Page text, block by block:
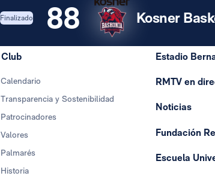
88
Finalizado Kosner
Club
Calendario
Transparencia y Sostenibilidad
Patrocinadores
Valores
Palmarés
Historia
Estadio
RMTV en
Noticias
Fundación
Escuela